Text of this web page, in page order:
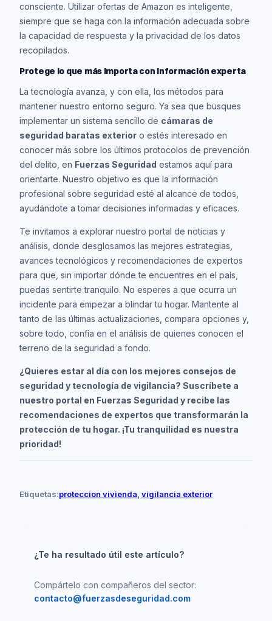
consciente. Utilizar ofertas de Amazon es inteligente,
siempre que se haga con la información adecuada sobre
la capacidad de respuesta y la privacidad de los datos
recopilados.
Protege lo que más importa con información experta
La tecnología avanza, y con ella, los métodos para
mantener nuestro entorno seguro. Ya sea que busques
implementar un sistema sencillo de cámaras de
seguridad baratas exterior o estés interesado en
conocer más sobre los últimos protocolos de prevención
del delito, en Fuerzas Seguridad estamos aquí para
orientarte. Nuestro objetivo es que la información
profesional sobre seguridad esté al alcance de todos,
ayudándote a tomar decisiones informadas y eficaces.
Te invitamos a explorar nuestro portal de noticias y
análisis, donde desglosamos las mejores estrategias,
avances tecnológicos y recomendaciones de expertos
para que, sin importar dónde te encuentres en el país,
puedas sentirte tranquilo. No esperes a que ocurra un
incidente para empezar a blindar tu hogar. Mantente al
tanto de las últimas actualizaciones, compara opciones y,
sobre todo, confía en el análisis de quienes conocen el
terreno de la seguridad a fondo.
¿Quieres estar al día con los mejores consejos de
seguridad y tecnología de vigilancia? Suscríbete a
nuestro portal en Fuerzas Seguridad y recibe las
recomendaciones de expertos que transformarán la
protección de tu hogar. ¡Tu tranquilidad es nuestra
prioridad!
Etiquetas:proteccion vivienda vigilancia exterior
¿Te ha resultado útil este artículo?
Compártelo con compañeros del sector:
contacto@fuerzasdeseguridad.com